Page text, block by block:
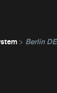
Berlin DE